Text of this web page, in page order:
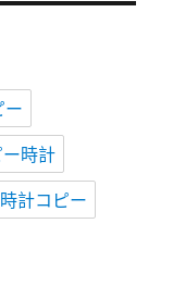
ー
時計
計コピー